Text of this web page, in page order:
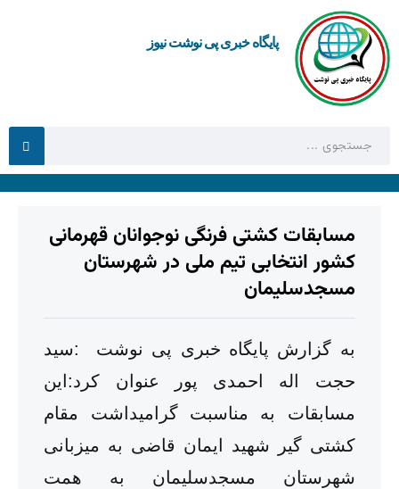
پایگاه خبری پی نوشت نیوز
مسابقات کشتی فرنگی نوجوانان قهرمانی
کشور انتخابی تیم ملی در شهرستان
مسجدسلیمان
به گزارش پایگاه خبری پی نوشت :سید
حجت اله احمدی پور عنوان کرد:این
مسابقات به مناسبت گرامیداشت مقام
کشتی گیر شهید ایمان قاضی به میزبانی
شهرستان مسجدسلیمان به همت